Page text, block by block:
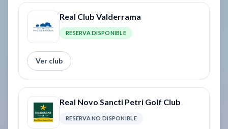
Real Club Valderrama
RESERVA DISPONIBLE
Ver club
Real Novo Sancti Petri Golf Club
RESERVA NO DISPONIBLE